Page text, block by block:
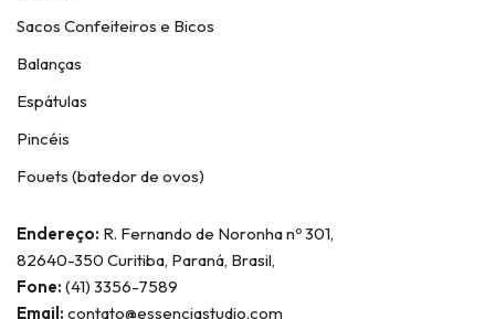
Sacos Confeiteiros e Bicos
Balanças
Espátulas
Pincéis
Fouets (batedor de ovos)
Endereço: R. Fernando de Noronha nº 301,
82640-350 Curitiba, Paraná, Brasil,
Fone: (41) 3356-7589
Email: contato@essenciastudio.com